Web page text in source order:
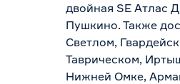
двойная SE Атлас
Пушкино. Также
Светлом,
Таврическом,
Нижней Омке,